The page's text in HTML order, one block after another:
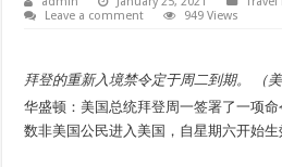
Leave a comment
949 Views
拜登的重新入境禁令定于周二到期。 （美
华盛顿：美国总统拜登周一签署了一项
数非美国公民进入美国，自星期六开始生